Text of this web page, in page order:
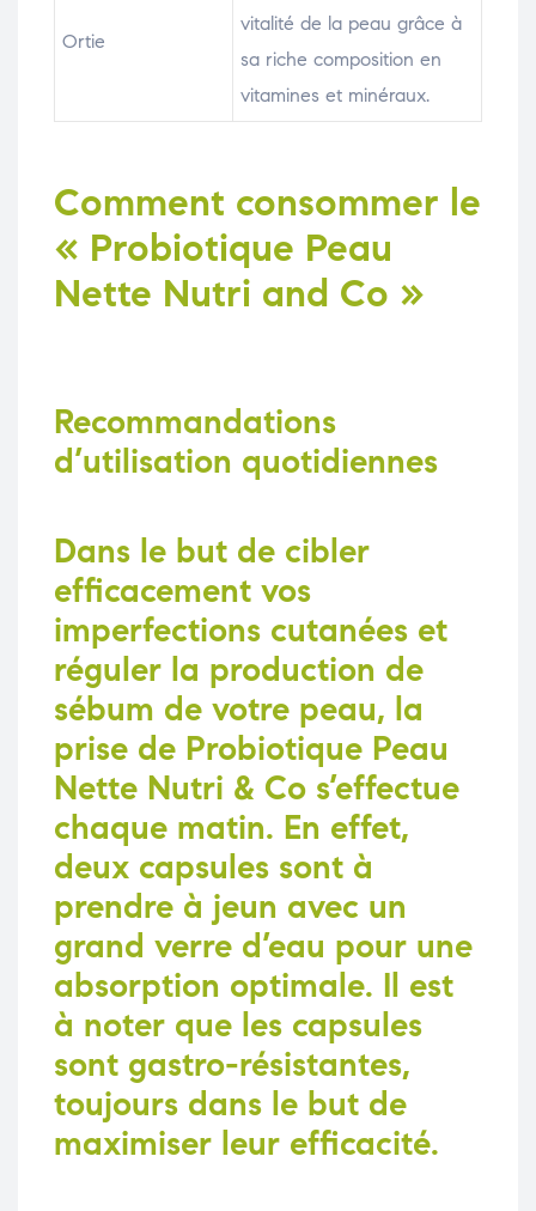
Ortie
vitalité de la peau grâce à
sa riche composition en
vitamines et minéraux.
Comment consommer le
« Probiotique Peau
Nette Nutri and Co »
Recommandations
d’utilisation quotidiennes
Dans le but de cibler
efficacement vos
imperfections cutanées et
réguler la production de
sébum de votre peau, la
prise de Probiotique Peau
Nette Nutri & Co s’effectue
chaque matin. En effet,
deux capsules sont à
prendre à jeun avec un
grand verre d’eau pour une
absorption optimale. Il est
à noter que les capsules
sont gastro-résistantes,
toujours dans le but de
maximiser leur efficacité.